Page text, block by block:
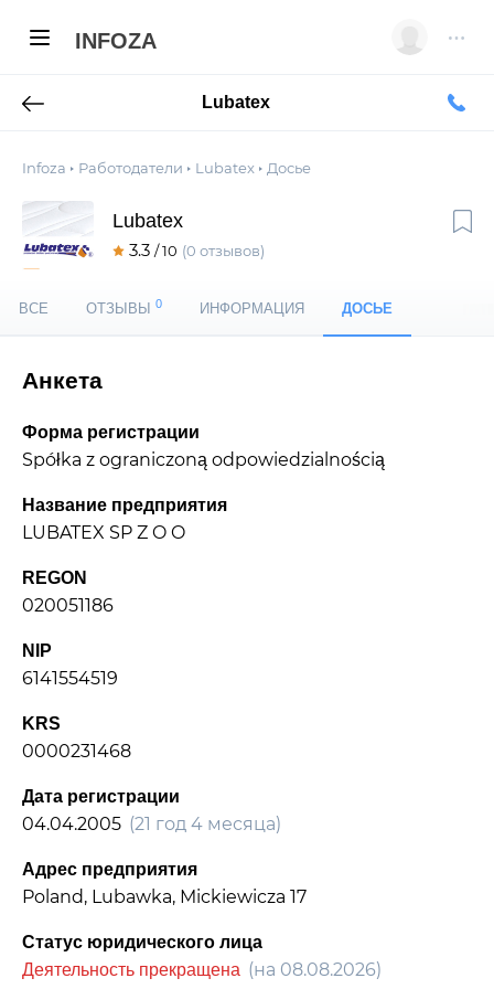
INFOZA
Lubatex
Infoza Работодатели Lubatex Досье
Lubatex
3.3 / 10 (0 отзывов)
ВСЕ ОТЗЫВЫ 0 ИНФОРМАЦИЯ ДОСЬЕ
Анкета
Форма регистрации
Spółka z ograniczoną odpowiedzialnością
Название предприятия
LUBATEX SP Z O O
REGON
020051186
NIP
6141554519
KRS
0000231468
Дата регистрации
04.04.2005 (21 год 4 месяца)
Адрес предприятия
Poland, Lubawka, Mickiewicza 17
Статус юридического лица
Деятельность прекращена (на 08.08.2026)